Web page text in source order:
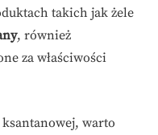
takich jak żele
, również
za właściwości
warto